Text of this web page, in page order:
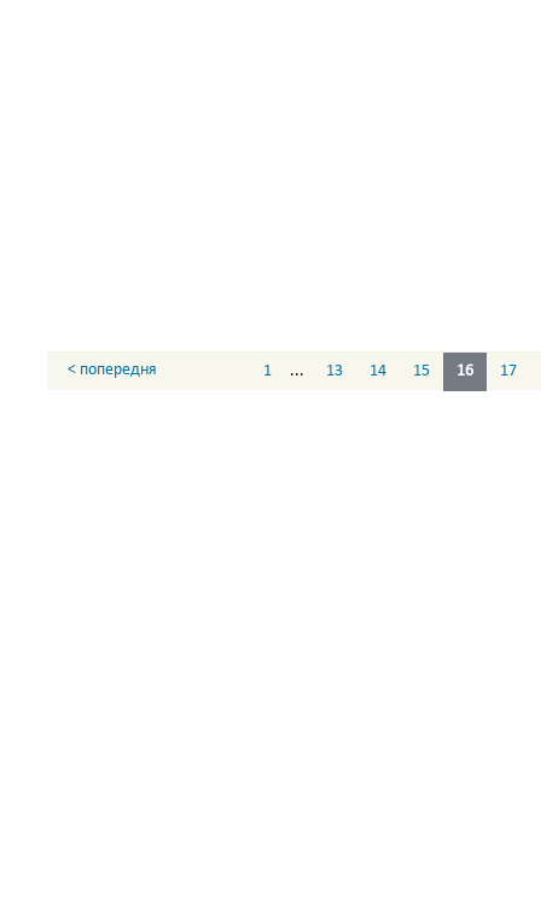
< попередня 1 ... 13 14 15 16 17